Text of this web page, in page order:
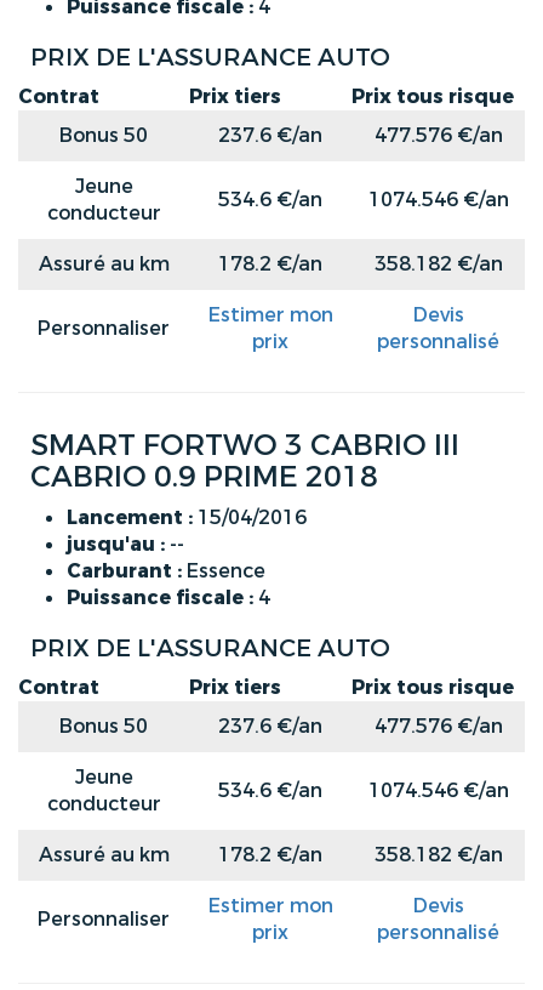
Puissance fiscale : 4
PRIX DE L'ASSURANCE AUTO
Contrat Prix tiers
Prix tous risque
Bonus 50
237.6 €/an
477.576 €/an
Jeune
conducteur
534.6 €/an 1074.546 €/an
Assuré au km 178.2 €/an 358.182 €/an
Personnaliser
Estimer mon
prix
Devis
personnalisé
SMART FORTWO 3 CABRIO III
CABRIO 0.9 PRIME 2018
Lancement : 15/04/2016
jusqu'au : --
Carburant : Essence
Puissance fiscale : 4
PRIX DE L'ASSURANCE AUTO
Contrat Prix tiers
Prix tous risque
Bonus 50
237.6 €/an
477.576 €/an
Jeune
conducteur
534.6 €/an 1074.546 €/an
Assuré au km 178.2 €/an 358.182 €/an
Personnaliser
Estimer mon
prix
Devis
personnalisé